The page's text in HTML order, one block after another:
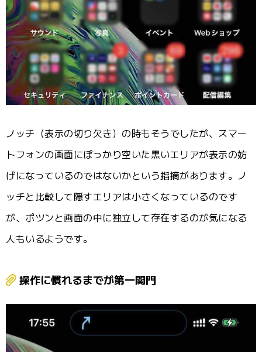
ノッチ（表示の切り欠き）の時もそうでしたが、スマー
トフォンの画面にぽっかり空いた黒いエリアが表示の妨
げになっているのではないかという指摘があります。ノ
ッチと比較して隠すエリアは小さくなっているのです
が、ポツンと画面の中に独立して存在するのが気になる
人もいるようです。
操作に慣れるまでが第一関門